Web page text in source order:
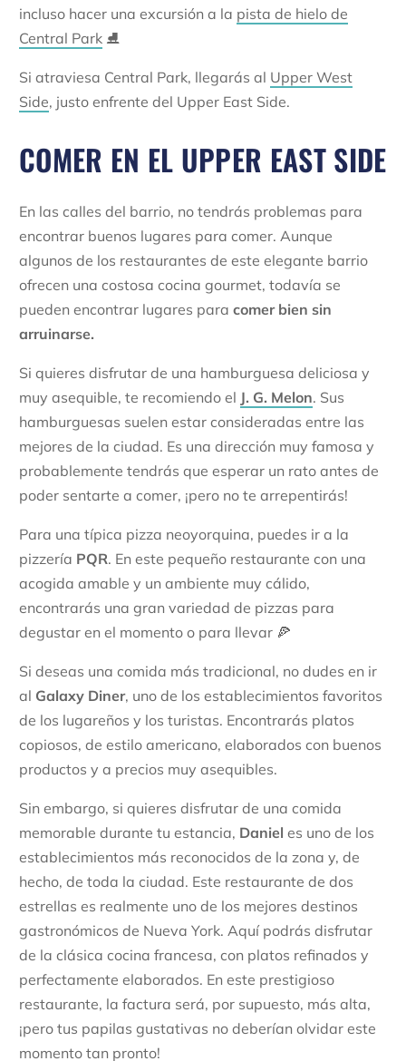
incluso hacer una excursión a la pista de hielo de
Central Park ⛸️
Si atraviesa Central Park, llegarás al Upper West
Side, justo enfrente del Upper East Side.
COMER EN EL UPPER EAST SIDE
En las calles del barrio, no tendrás problemas para
encontrar buenos lugares para comer. Aunque
algunos de los restaurantes de este elegante barrio
ofrecen una costosa cocina gourmet, todavía se
pueden encontrar lugares para comer bien sin
arruinarse.
Si quieres disfrutar de una hamburguesa deliciosa y
muy asequible, te recomiendo el J. G. Melon. Sus
hamburguesas suelen estar consideradas entre las
mejores de la ciudad. Es una dirección muy famosa y
probablemente tendrás que esperar un rato antes de
poder sentarte a comer, ¡pero no te arrepentirás!
Para una típica pizza neoyorquina, puedes ir a la
pizzería PQR. En este pequeño restaurante con una
acogida amable y un ambiente muy cálido,
encontrarás una gran variedad de pizzas para
degustar en el momento o para llevar 🍕
Si deseas una comida más tradicional, no dudes en ir
al Galaxy Diner, uno de los establecimientos favoritos
de los lugareños y los turistas. Encontrarás platos
copiosos, de estilo americano, elaborados con buenos
productos y a precios muy asequibles.
Sin embargo, si quieres disfrutar de una comida
memorable durante tu estancia, Daniel es uno de los
establecimientos más reconocidos de la zona y, de
hecho, de toda la ciudad. Este restaurante de dos
estrellas es realmente uno de los mejores destinos
gastronómicos de Nueva York. Aquí podrás disfrutar
de la clásica cocina francesa, con platos refinados y
perfectamente elaborados. En este prestigioso
restaurante, la factura será, por supuesto, más alta,
¡pero tus papilas gustativas no deberían olvidar este
momento tan pronto!